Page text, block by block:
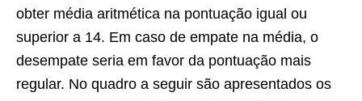
obter média aritmética na pontuação igual ou
superior a 14. Em caso de empate na média, o
desempate seria em favor da pontuação mais
regular. No quadro a seguir são apresentados os